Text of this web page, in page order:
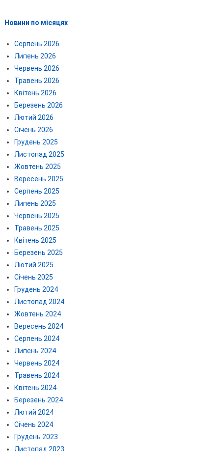
Новини по місяцях
Серпень 2026
Липень 2026
Червень 2026
Травень 2026
Квітень 2026
Березень 2026
Лютий 2026
Січень 2026
Грудень 2025
Листопад 2025
Жовтень 2025
Вересень 2025
Серпень 2025
Липень 2025
Червень 2025
Травень 2025
Квітень 2025
Березень 2025
Лютий 2025
Січень 2025
Грудень 2024
Листопад 2024
Жовтень 2024
Вересень 2024
Серпень 2024
Липень 2024
Червень 2024
Травень 2024
Квітень 2024
Березень 2024
Лютий 2024
Січень 2024
Грудень 2023
Листопад 2023